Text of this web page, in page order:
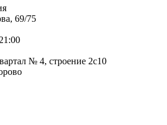
69/75
№ 4, строение 2с10